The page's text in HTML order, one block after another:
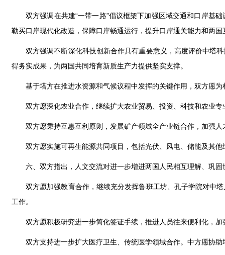
双方强调在共建“一带一路”倡议框架下加强区域交通和口岸基
勒买口岸现代化改造，保障口岸畅通运行，提升口岸通关能力和两国
双方强调不断深化科技创新合作具有重要意义，高度评价中塔
得务实成果，为两国共同培育新质生产力提供坚实支撑。
基于塔方在推进水资源和气候议程中发挥的关键作用，双方愿
双方愿深化农业合作，继续扩大农业贸易、投资、科技和农业
双方愿秉持互惠互利原则，发展矿产领域全产业链合作，加强人
双方愿实施可再生能源共同项目，包括光伏、风电、储能及其
六、双方指出，人文交流对进一步增进两国人民相互理解、巩
双方愿加强教育合作，继续充分发挥鲁班工坊、孔子学院对中
工作。
双方愿积极研究进一步简化签证手续，推进人员往来便利化，加
双方支持进一步扩大医疗卫生、传统医学领域合作。中方愿协